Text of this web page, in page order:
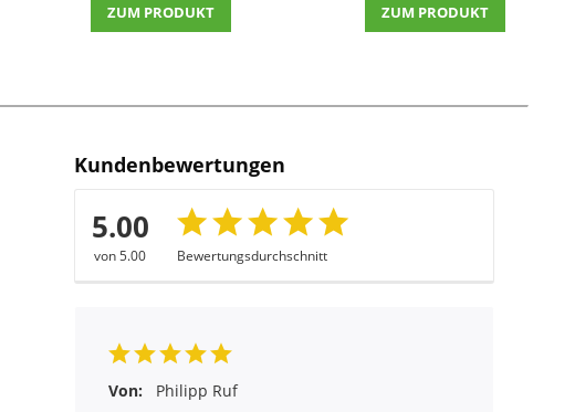
ZUM PRODUKT ZUM PRODUKT
Kundenbewertungen
5.00
von 5.00 Bewertungsdurchschnitt
Von: Philipp Ruf